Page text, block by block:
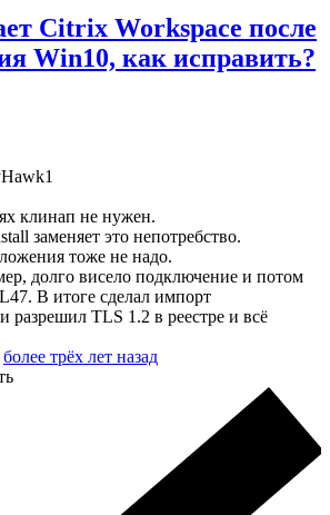
Citrix Workspace после
Win10, как исправить?
клинап не нужен.
заменяет это непотребство.
тоже не надо.
долго висело подключение и потом
В итоге сделал импорт
разрешил TLS 1.2 в реестре и всё
более трёх лет назад